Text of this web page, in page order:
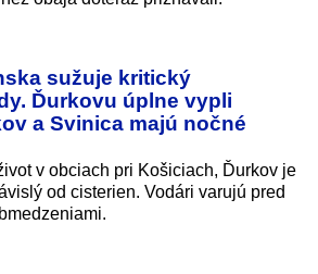
sužuje kritický
Ďurkovu úplne vypli
a Svinica majú nočné
v obciach pri Košiciach, Ďurkov je
od cisterien. Vodári varujú pred